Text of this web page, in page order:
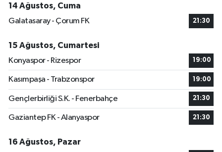
14 Ağustos, Cuma
Galatasaray - Çorum FK
21:30
15 Ağustos, Cumartesi
Konyaspor - Rizespor
19:00
Kasımpaşa - Trabzonspor 19:00
Gençlerbirliği S.K. - Fenerbahçe 21:30
Gaziantep FK - Alanyaspor 21:30
16 Ağustos, Pazar